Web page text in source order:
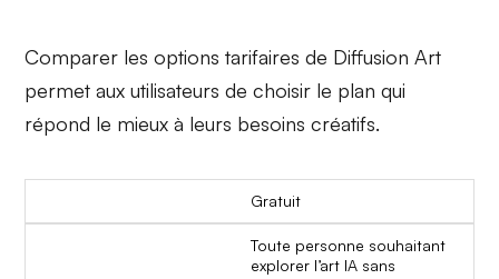
Comparer les options tarifaires de Diffusion Art
permet aux utilisateurs de choisir le plan qui
répond le mieux à leurs besoins créatifs.
Gratuit
Toute personne souhaitant
explorer l’art IA sans